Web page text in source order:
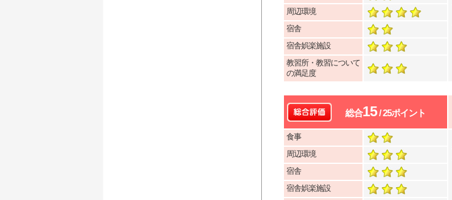
周辺環境
宿舎
宿舎娯楽施設
教習所・教習について
の満足度
総合15/ 25ポイント
食事
周辺環境
宿舎
宿舎娯楽施設